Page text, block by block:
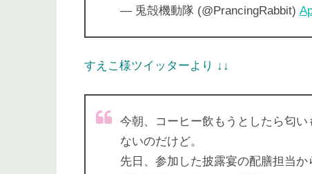
— 兎殻機動隊 (@PrancingRabbit)
すえこ様ツイッターより ↓↓
今朝、コーヒー飲もうとしたら匂
ないのだけど。
先日、参加した披露宴の配膳担当